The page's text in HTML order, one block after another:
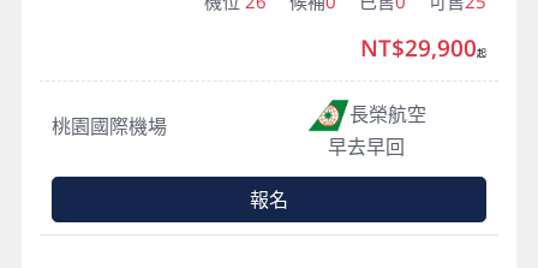
桃園國際機場
長榮航空
早去早回
NT$29,900起
報名